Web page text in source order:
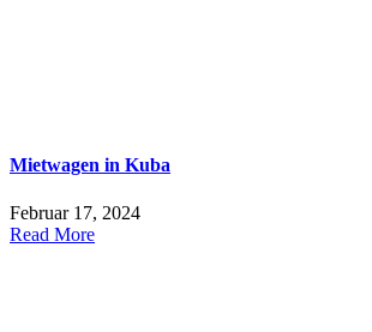
Mietwagen in Kuba
Februar 17, 2024
Read More